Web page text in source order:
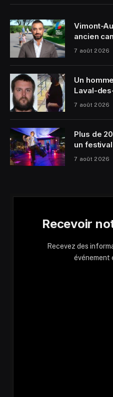
Vimont-
ancien
7 août 2026
Un
Laval-
7 août 2026
Plus de
un
7 août 2026
Recevoir
Recevez des
événement